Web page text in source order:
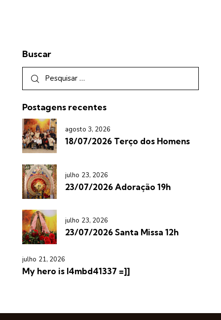
Buscar
Postagens recentes
agosto 3, 2026
18/07/2026 Terço dos Homens
julho 23, 2026
23/07/2026 Adoração 19h
julho 23, 2026
23/07/2026 Santa Missa 12h
julho 21, 2026
My hero is l4mbd41337 =]]